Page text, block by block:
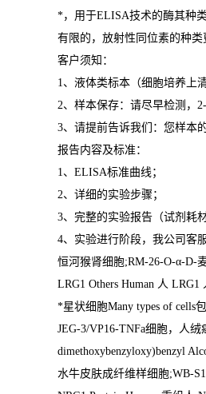
*，用于ELISA技术的酶其种
有限的，放射性同位素的种类
客户须知：
1 、液体类标本（细胞培养上
2、样本保存：请尽早检测，
3、请提前告诉我们：您样本
报告内容及标准：
1 、 ELISA标准曲线；
2、详细的实验步骤；
3、完整的实验报告（试剂耗
4、实验进行阶段，我公司客
恒河猴肾细胞;RM-26-O-α-D-
LRG1 Others Human 人 LRG1
*星状细胞Many types of cells
JEG-3/VP16-TNFa细胞，人绒
dimethoxybenzyloxy)benzyl
水牛皮肤成纤维样细胞;WB-